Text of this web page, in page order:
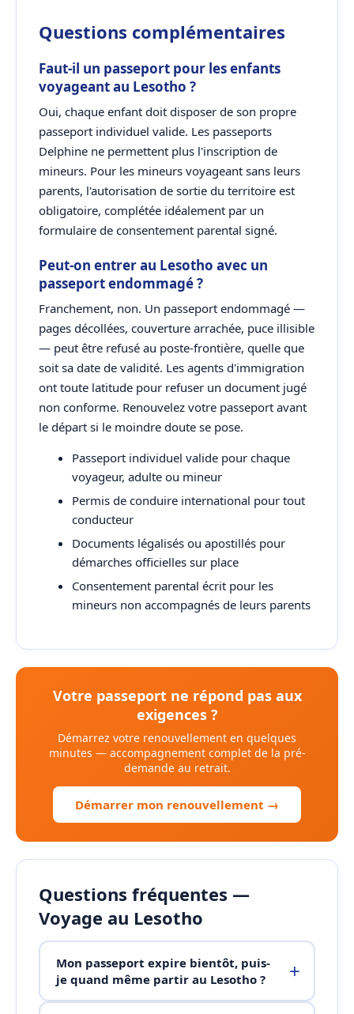
Questions complémentaires
Faut-il un passeport pour les enfants
voyageant au Lesotho ?
Oui, chaque enfant doit disposer de son propre
passeport individuel valide. Les passeports
Delphine ne permettent plus l'inscription de
mineurs. Pour les mineurs voyageant sans leurs
parents, l'autorisation de sortie du territoire est
obligatoire, complétée idéalement par un
formulaire de consentement parental signé.
Peut-on entrer au Lesotho avec un
passeport endommagé ?
Franchement, non. Un passeport endommagé —
pages décollées, couverture arrachée, puce illisible
— peut être refusé au poste-frontière, quelle que
soit sa date de validité. Les agents d'immigration
ont toute latitude pour refuser un document jugé
non conforme. Renouvelez votre passeport avant
le départ si le moindre doute se pose.
Passeport individuel valide pour chaque
voyageur, adulte ou mineur
Permis de conduire international pour tout
conducteur
Documents légalisés ou apostillés pour
démarches officielles sur place
Consentement parental écrit pour les
mineurs non accompagnés de leurs parents
Votre passeport ne répond pas aux
exigences ?
Démarrez votre renouvellement en quelques
minutes — accompagnement complet de la pré-
demande au retrait.
Démarrer mon renouvellement →
Questions fréquentes —
Voyage au Lesotho
Mon passeport expire bientôt, puis-
je quand même partir au Lesotho ?